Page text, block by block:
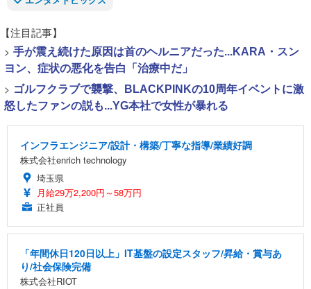
【注目記事】
> 手が震え続けた原因は首のヘルニアだった...KARA・スン
ヨン、症状の悪化を告白「治療中だ」
> ゴルフクラブで襲撃、BLACKPINKの10周年イベントに激
怒したファンの説も...YG本社で女性が暴れる
インフラエンジニア/設計・構築/丁寧な指導/業績好調
株式会社enrich technology
埼玉県
月給29万2,200円～58万円
正社員
「年間休日120日以上」IT基盤の設定スタッフ/昇給・賞与あ
り/社会保険完備
株式会社RIOT